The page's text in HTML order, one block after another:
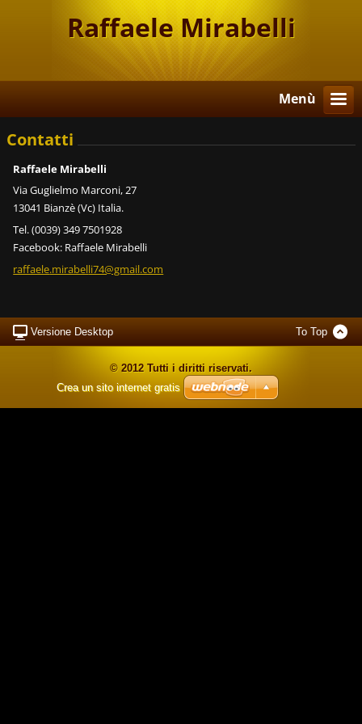
Raffaele Mirabelli
Menù
Contatti
Raffaele Mirabelli
Via Guglielmo Marconi, 27
13041 Bianzè (Vc) Italia.
Tel. (0039) 349 7501928
Facebook: Raffaele Mirabelli
raffaele.mirabelli74@gmail.com
Versione Desktop To Top
© 2012 Tutti i diritti riservati.
Crea un sito internet gratis